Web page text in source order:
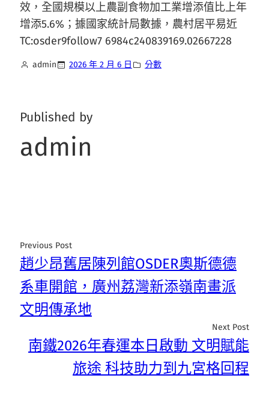
效，全國規模以上農副食物加工業增添值比上年
增添5.6%；據國家統計局數據，農村居平易近
TC:osder9follow7 6984c240839169.02667228
admin 2026 年 2 月 6 日 分數
Published by
admin
Previous Post
趙少昂舊居陳列館OSDER奧斯德德
系車開館，廣州荔灣新添嶺南畫派
文明傳承地
Next Post
南鐵2026年春運本日啟動 文明賦能
旅途 科技助力到九宮格回程